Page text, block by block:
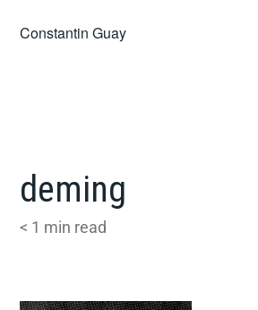
Constantin Guay
deming
< 1 min read